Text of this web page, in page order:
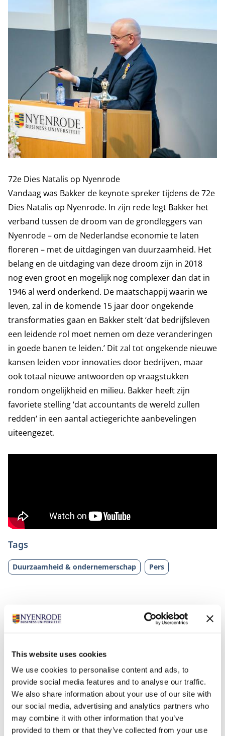
This website uses cookies
We use cookies to personalise content and ads, to
provide social media features and to analyse our traffic.
We also share information about your use of our site with
our social media, advertising and analytics partners who
may combine it with other information that you’ve
provided to them or that they’ve collected from your use
72e Dies Natalis op Nyenrode
Vandaag was Bakker de keynote spreker tijdens de 72e
Dies Natalis op Nyenrode. In zijn rede legt Bakker het
verband tussen de droom van de grondleggers van
Nyenrode – om de Nederlandse economie te laten
floreren – met de uitdagingen van duurzaamheid. Het
belang en de uitdaging van deze droom zijn in 2018
nog even groot en mogelijk nog complexer dan dat in
1946 al werd onderkend. De maatschappij waarin we
leven, zal in de komende 15 jaar door ongekende
transformaties gaan en Bakker stelt ‘dat bedrijfsleven
een leidende rol moet nemen om deze veranderingen
in goede banen te leiden.’ Dit zal tot ongekende nieuwe
kansen leiden voor innovaties door bedrijven, maar
ook totaal nieuwe antwoorden op vraagstukken
rondom ongelijkheid en milieu. Bakker heeft zijn
favoriete stelling ‘dat accountants de wereld zullen
redden‘ in een aantal actiegerichte aanbevelingen
uiteengezet.
Tags
Duurzaamheid & ondernemerschap Pers
Gerelateerde opleidingen